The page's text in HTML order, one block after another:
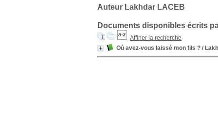
Auteur Lakhdar LACEB
Documents disponibles écrits
Affiner la recherche
Où avez-vous laissé mon fils ? /